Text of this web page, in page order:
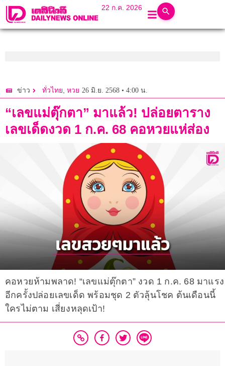
22 ก.ค. 2026
ข่าว ทั่วไทย, หวย 26 มิ.ย. 2568 • 4:00 น.
“เลขแม่ตุ๊กตา” มาแล้ว! ปล่อยตาราง
เลขเด็ดงวด 1 ก.ค. 68 คอหวยแห่ส่อง
คอหวยห้ามพลาด! “เลขแม่ตุ๊กตา” งวด 1 ก.ค. 68 มาแรง
อีกครั้งปล่อยเลขเด็ด พร้อมชุด 2 ตัวลุ้นโชค ต้นเดือนนี้
ใครไม่ตาม เสี่ยงหลุดเป้า!